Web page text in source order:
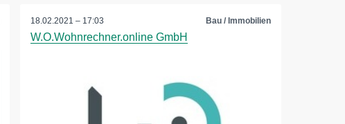
18.02.2021 – 17:03 Bau / Immobilien
W.O.Wohnrechner.online GmbH